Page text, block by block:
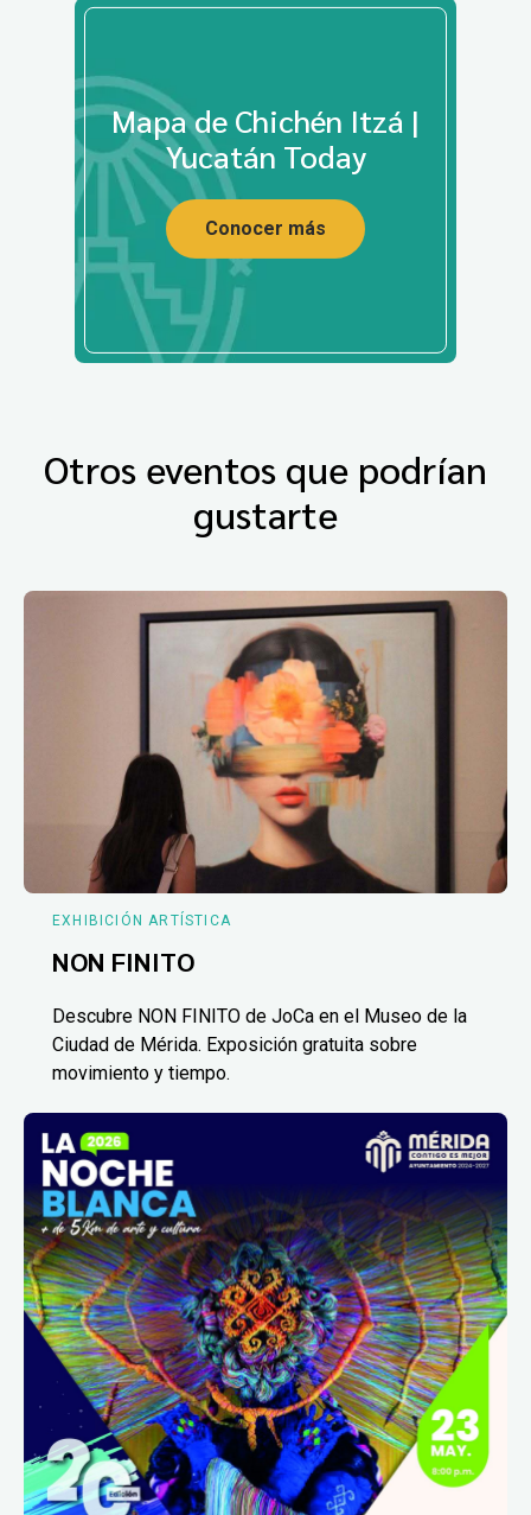
Mapa de Chichén Itzá |
Yucatán Today
Conocer más
Otros eventos que podrían
gustarte
EXHIBICIÓN ARTÍSTICA
NON FINITO
Descubre NON FINITO de JoCa en el Museo de la
Ciudad de Mérida. Exposición gratuita sobre
movimiento y tiempo.